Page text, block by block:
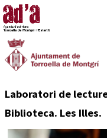
Laboratori de
Biblioteca. Les Illes.